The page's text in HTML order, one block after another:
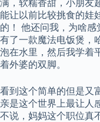
满，软糯香甜，小朋友
能让以前比较挑食的娃
的！ 他还问我，为啥
有了一款魔法电饭煲，
泡在水里，然后我学着
着外婆的双脚。
看到这个简单的但是又
亲是这个世界上最让人
不说，妈妈这个职位真